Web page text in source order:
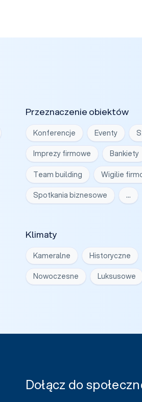
Klimaty
Kameralne Historyczne
Nowoczesne Luksusowe
Przeznaczenie obiektów
Konferencje Eventy
Imprezy firmowe Bankiety
Team building Wigilie
Spotkania biznesowe …
Dołącz do